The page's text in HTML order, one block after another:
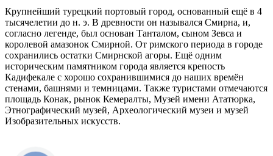
Крупнейший турецкий портовый город, основанный ещё в 4
тысячелетии до н. э. В древности он назывался Смирна, и,
согласно легенде, был основан Танталом, сыном Зевса и
королевой амазонок Смирной. От римского периода в городе
сохранились остатки Смирнской агоры. Ещё одним
историческим памятником города является крепость
Кадифекале с хорошо сохранившимися до наших времён
стенами, башнями и темницами. Также туристами отмечаются
площадь Конак, рынок Кемералты, Музей имени Ататюрка,
Этнографический музей, Археологический музеи и музей
Изобразительных искусств.